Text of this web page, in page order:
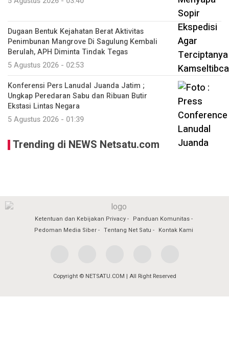
Dugaan Bentuk Kejahatan Berat Aktivitas
Penimbunan Mangrove Di Sagulung Kembali
Berulah, APH Diminta Tindak Tegas
5 Agustus 2026 - 02:53
Konferensi Pers Lanudal Juanda Jatim ;
Ungkap Peredaran Sabu dan Ribuan Butir
Ekstasi Lintas Negara
5 Agustus 2026 - 01:39
Trending di NEWS Netsatu.com
Ketentuan dan Kebijakan Privacy
Panduan Komunitas
Pedoman Media Siber
Tentang Net Satu Kontak Kami
Copyright © NETSATU.COM | All Right Reserved